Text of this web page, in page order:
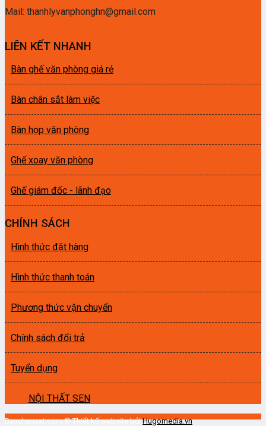
Mail: thanhlyvanphonghn@gmail.com
LIÊN KẾT NHANH
Bàn ghế văn phòng giá rẻ
Bàn chân sắt làm việc
Bàn họp văn phòng
Ghế xoay văn phòng
Ghế giám đốc - lãnh đạo
CHÍNH SÁCH
Hình thức đặt hàng
Hình thức thanh toán
Phương thức vận chuyển
Chính sách đổi trả
Tuyển dụng
NỘI THẤT SEN
Banchansat.com © Thiết kế website bởiHugomedia.vn